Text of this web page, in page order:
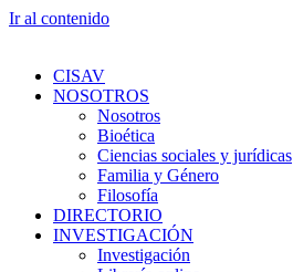
Ir al contenido
CISAV
NOSOTROS
Nosotros
Bioética
Ciencias sociales y jurídicas
Familia y Género
Filosofía
DIRECTORIO
INVESTIGACIÓN
Investigación